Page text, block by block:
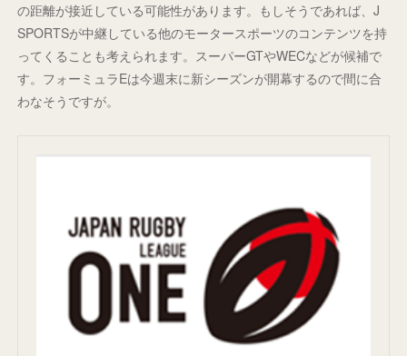
の距離が接近している可能性があります。もしそうであれば、J
SPORTSが中継している他のモータースポーツのコンテンツを持
ってくることも考えられます。スーパーGTやWECなどが候補で
す。フォーミュラEは今週末に新シーズンが開幕するので間に合
わなそうですが。